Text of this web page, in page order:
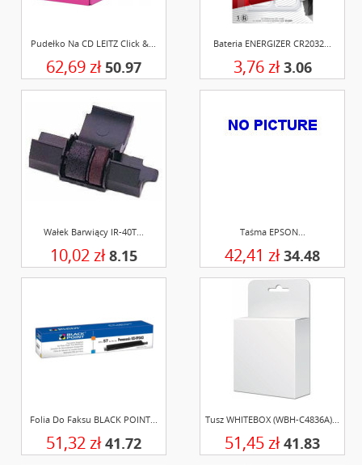
Pudełko Na CD LEITZ Click &...
62,69 zł 50.97
Bateria ENERGIZER CR2032...
3,76 zł 3.06
Wałek Barwiący IR-40T...
10,02 zł 8.15
Taśma EPSON...
42,41 zł 34.48
Folia Do Faksu BLACK POINT...
51,32 zł 41.72
Tusz WHITEBOX (WBH-C4836A)...
51,45 zł 41.83